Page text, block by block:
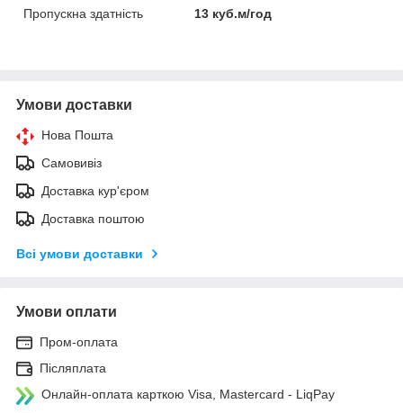
Пропускна здатність
13 куб.м/год
Умови доставки
Нова Пошта
Самовивіз
Доставка кур'єром
Доставка поштою
Всі умови доставки
Умови оплати
Пром-оплата
Післяплата
Онлайн-оплата карткою Visa, Mastercard - LiqPay